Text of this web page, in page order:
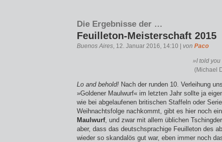
Die Ergebnisse der …
Feuilleton-Meisterschaft 2015
Buenos Aires, 12. Januar 2016, 14:10 | von Paco
»I told you
(Michael
Lo and behold! Nach der runden 10. Verleihung
»Goldener Maulwurf« im letzten Jahr sollte ja
wie bei abgelaufenen britischen Staffeln oder
Weihnachtsfolge nachkommt, gibt es hier noch
Maulwurf, und zwar mit allem üblichen
aber, dass das deutschsprachige Feuilleton des
wieder so skandalös gut war, eben immer noch